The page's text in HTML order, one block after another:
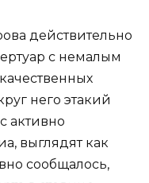
действительно
с немалым
него этакий
активно
выглядят как
сообщалось,